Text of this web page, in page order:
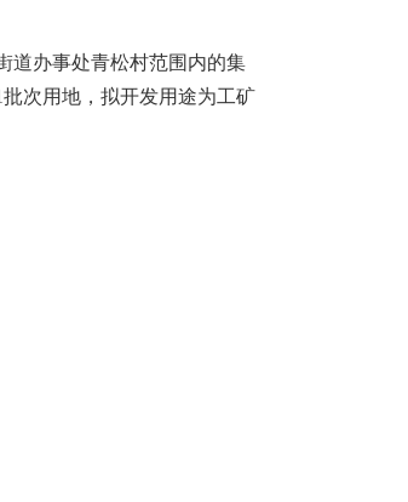
道办事处青松村范围内的集
批次用地，拟开发用途为工矿